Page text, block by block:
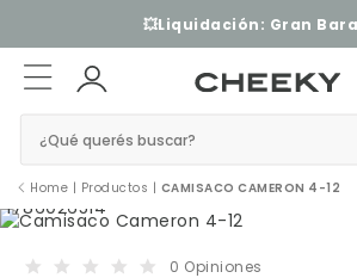
3 cuotas sin interés​ ​
¿Qué querés buscar?
Home | Productos | CAMISACO CAMERON 4-12
0 Opiniones